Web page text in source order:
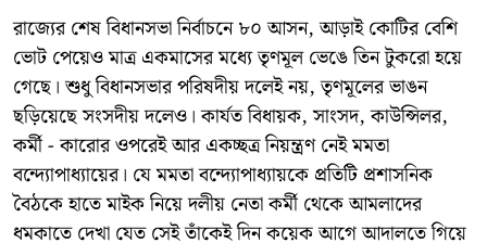
রাজ্যের শেষ বিধানসভা নির্বাচনে ৮০ আসন, আড়াই কোটির বেশি
ভোট পেয়েও মাত্র একমাসের মধ্যে তৃণমূল ভেঙে তিন টুকরো হয়ে
গেছে। শুধু বিধানসভার পরিষদীয় দলেই নয়, তৃণমূলের ভাঙন
ছড়িয়েছে সংসদীয় দলেও। কার্যত বিধায়ক, সাংসদ, কাউন্সিলর,
কর্মী - কারোর ওপরেই আর একচ্ছত্র নিয়ন্ত্রণ নেই মমতা
বন্দ্যোপাধ্যায়ের। যে মমতা বন্দ্যোপাধ্যায়কে প্রতিটি প্রশাসনিক
বৈঠকে হাতে মাইক নিয়ে দলীয় নেতা কর্মী থেকে আমলাদের
ধমকাতে দেখা যেত সেই তাঁকেই দিন কয়েক আগে আদালতে গিয়ে